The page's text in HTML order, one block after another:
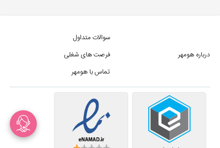
درباره هومهر
سوالات متداول
فرصت های شغلی
تماس با هومهر